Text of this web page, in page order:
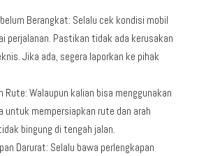
Berangkat: Selalu cek kondisi mobil
perjalanan. Pastikan tidak ada kerusakan
Jika ada, segera laporkan ke pihak
Rute: Walaupun kalian bisa menggunakan
untuk mempersiapkan rute dan arah
bingung di tengah jalan.
Darurat: Selalu bawa perlengkapan